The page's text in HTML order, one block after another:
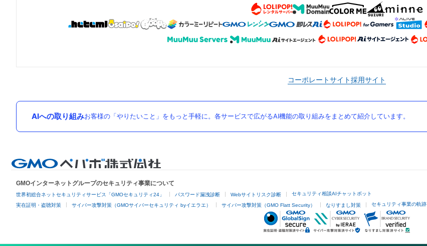
コーポレートサイト採用サイト
AIへの取り組みお客様の「やりたいこと」をもっと手軽に。各サービスで広がるAI機能の取り組みをまとめて紹介しています。
GMOインターネットグループのセキュリティ事業について
世界初総合ネットセキュリティサービス「GMOセキュリティ24」 パスワード漏洩診断 Webサイトリスク診断 セキュリティ相談AIチャットボット
実在証明・盗聴対策 サイバー攻撃対策（GMOサイバーセキュリティ byイエラエ） サイバー攻撃対策（GMO Flatt Security） なりすまし対策 セキュリティ事業の軌跡